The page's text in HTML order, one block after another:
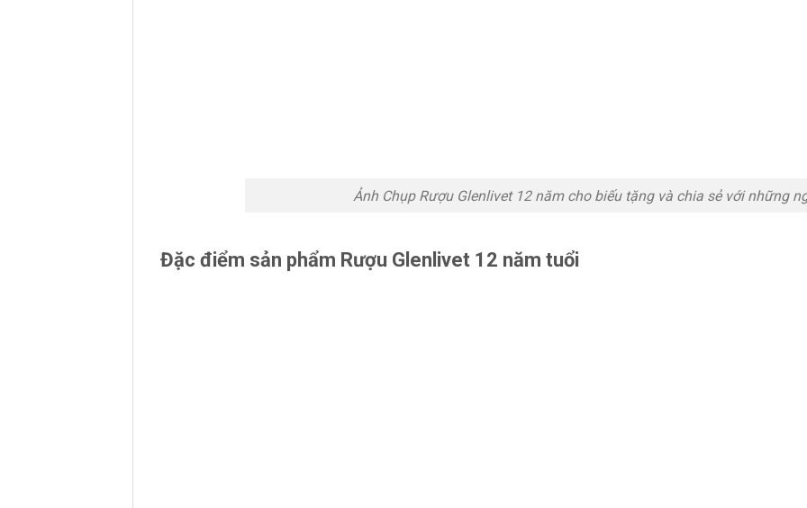
Ảnh Chụp Rượu Glenlivet 12 năm cho biếu tặng và chia sẻ với những
Đặc điểm sản phẩm Rượu Glenlivet 12 năm tuổi